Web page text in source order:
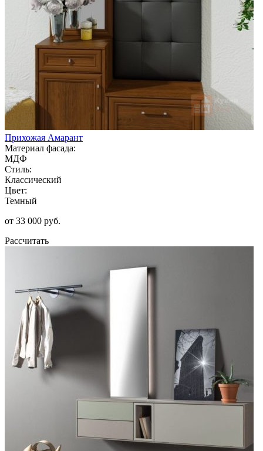
Прихожая Амарант
Материал фасада:
МДФ
Стиль:
Классический
Цвет:
Темный
от 33 000 руб.
Рассчитать